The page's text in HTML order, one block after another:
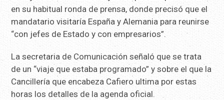
en su habitual ronda de prensa, donde precisó que el
mandatario visitaría España y Alemania para reunirse
“con jefes de Estado y con empresarios”.
La secretaria de Comunicación señaló que se trata
de un “viaje que estaba programado” y sobre el que la
Cancillería que encabeza Cafiero ultima por estas
horas los detalles de la agenda oficial.